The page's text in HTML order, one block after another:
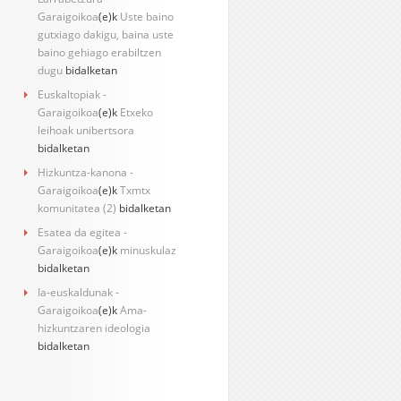
Garaigoikoa(e)k Uste baino
gutxiago dakigu, baina uste
baino gehiago erabiltzen
dugu bidalketan
Euskaltopiak -
Garaigoikoa(e)k Etxeko
leihoak unibertsora
bidalketan
Hizkuntza-kanona -
Garaigoikoa(e)kTxmtx
komunitatea (2) bidalketan
Esatea da egitea -
Garaigoikoa(e)k minuskulaz
bidalketan
Ia-euskaldunak -
Garaigoikoa(e)kAma-
hizkuntzaren ideologia
bidalketan